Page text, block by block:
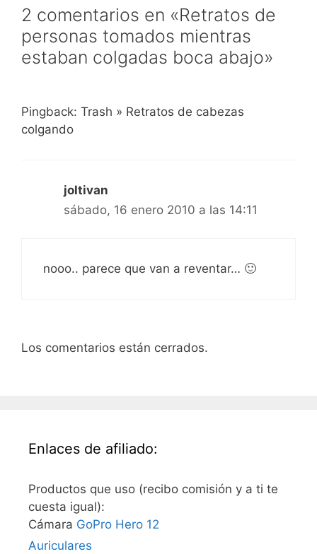
2 comentarios en «Retratos de
personas tomados mientras
estaban colgadas boca abajo»
Pingback: Trash » Retratos de cabezas
colgando
joltivan
sábado, 16 enero 2010 a las 14:11
nooo.. parece que van a reventar… 🙂
Los comentarios están cerrados.
Enlaces de afiliado:
Productos que uso (recibo comisión y a ti te
cuesta igual):
Cámara GoPro Hero 12
Auriculares